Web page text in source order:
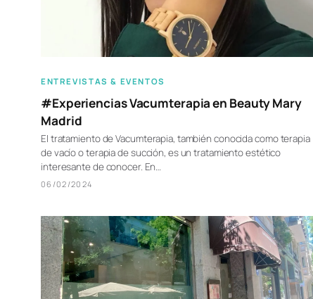
ENTREVISTAS & EVENTOS
#Experiencias Vacumterapia en Beauty Mary
Madrid
El tratamiento de Vacumterapia, también conocida como terapia
de vacío o terapia de succión, es un tratamiento estético
interesante de conocer. En…
06/02/2024